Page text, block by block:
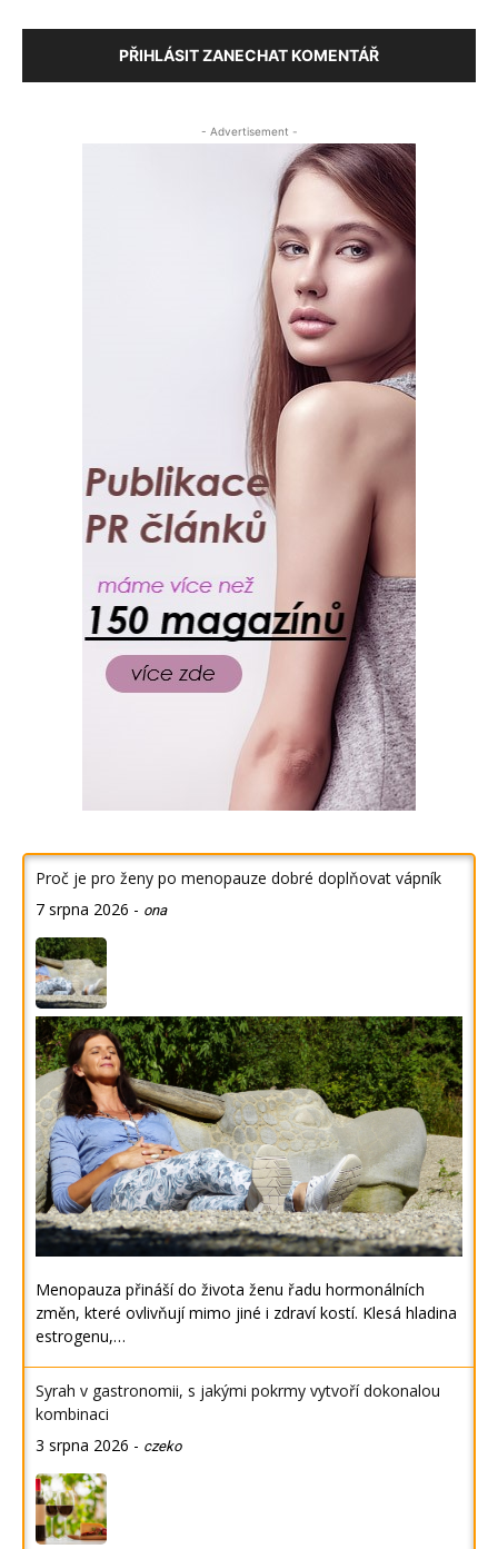
PŘIHLÁSIT ZANECHAT KOMENTÁŘ
- Advertisement -
Proč je pro ženy po menopauze dobré doplňovat vápník
7 srpna 2026 - ona
Menopauza přináší do života ženu řadu hormonálních
změn, které ovlivňují mimo jiné i zdraví kostí. Klesá hladina
estrogenu,…
Syrah v gastronomii, s jakými pokrmy vytvoří dokonalou
kombinaci
3 srpna 2026 - czeko